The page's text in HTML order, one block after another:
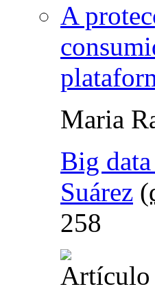
A
Maria
Big
Suárez (
258